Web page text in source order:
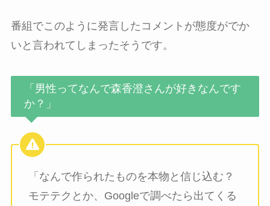
番組でこのように発言したコメントが態度がでか
いと言われてしまったそうです。
「男性ってなんで森香澄さんが好きなんです
か？」
「なんで作られたものを本物と信じ込む？
モテテクとか、Googleで調べたら出てくる